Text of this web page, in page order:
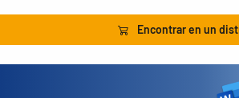
Encontrar en un